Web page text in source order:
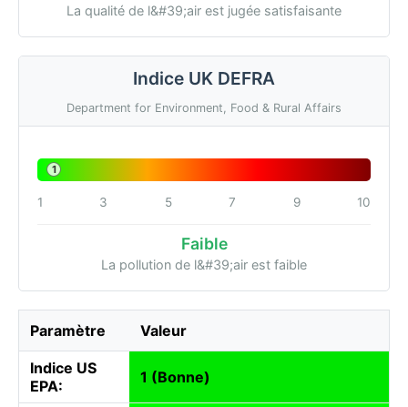
La qualité de l&#39;air est jugée satisfaisante
Indice UK DEFRA
Department for Environment, Food & Rural Affairs
1
1 3 5 7 9 10
Faible
La pollution de l&#39;air est faible
Paramètre Valeur
Indice US
EPA:
1 (Bonne)